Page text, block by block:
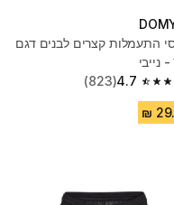
התעמלות קצרים לבנים דגם
4.7
(823)